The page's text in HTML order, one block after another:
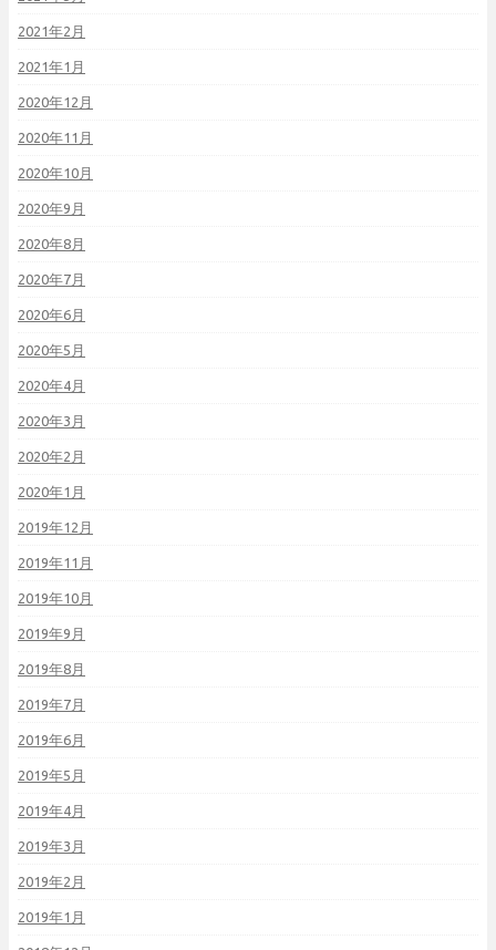
2021年2月
2021年1月
2020年12月
2020年11月
2020年10月
2020年9月
2020年8月
2020年7月
2020年6月
2020年5月
2020年4月
2020年3月
2020年2月
2020年1月
2019年12月
2019年11月
2019年10月
2019年9月
2019年8月
2019年7月
2019年6月
2019年5月
2019年4月
2019年3月
2019年2月
2019年1月